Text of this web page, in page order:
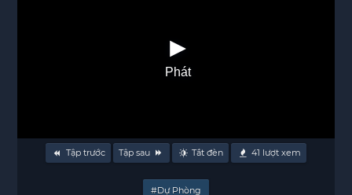
Phát
Tập trước Tập sau Tắt đèn 41 lượt xem
#Dự Phòng